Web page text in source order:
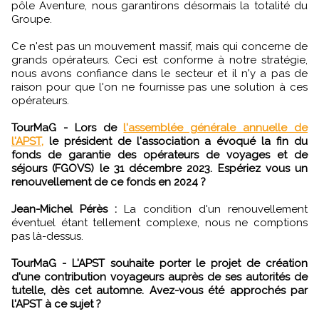
pôle Aventure, nous garantirons désormais la totalité du
Groupe.
Ce n'est pas un mouvement massif, mais qui concerne de
grands opérateurs. Ceci est conforme à notre stratégie,
nous avons confiance dans le secteur et il n'y a pas de
raison pour que l'on ne fournisse pas une solution à ces
opérateurs.
TourMaG - Lors de l'assemblée générale annuelle de
l'APST, le président de l'association a évoqué la fin du
fonds de garantie des opérateurs de voyages et de
séjours (FGOVS) le 31 décembre 2023. Espériez vous un
renouvellement de ce fonds en 2024 ?
Jean-Michel Pérès : La condition d'un renouvellement
éventuel étant tellement complexe, nous ne comptions
pas là-dessus.
TourMaG - L'APST souhaite porter le projet de création
d'une contribution voyageurs auprès de ses autorités de
tutelle, dès cet automne. Avez-vous été approchés par
l'APST à ce sujet ?